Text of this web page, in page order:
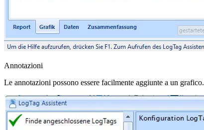
Annotazioni
Le annotazioni possono essere facilmente aggiunte a un grafico.